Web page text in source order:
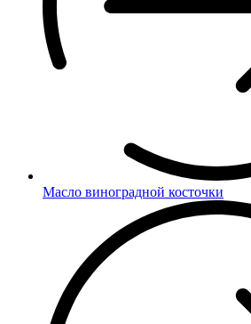
Масло виноградной косточки